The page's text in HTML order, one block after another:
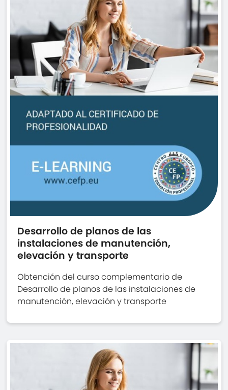
Desarrollo de planos de las
instalaciones de manutención,
elevación y transporte
Obtención del curso complementario de
Desarrollo de planos de las instalaciones de
manutención, elevación y transporte